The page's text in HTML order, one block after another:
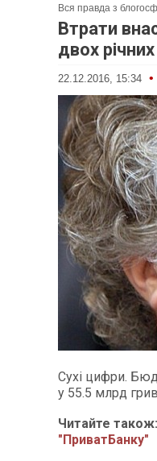
Вся правда з
Втрати
двох
22.12.2016, 15:34 •
Сухі цифри.
у 55.5 млрд
Читайте також:
"ПриватБанку"